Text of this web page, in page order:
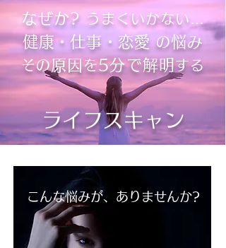
ライフスキャン
なぜか? うまくいかない…
健康・仕事 ・ 恋愛 の悩み
その原因 を 5分で解明する
こんな悩みが、ありませんか?